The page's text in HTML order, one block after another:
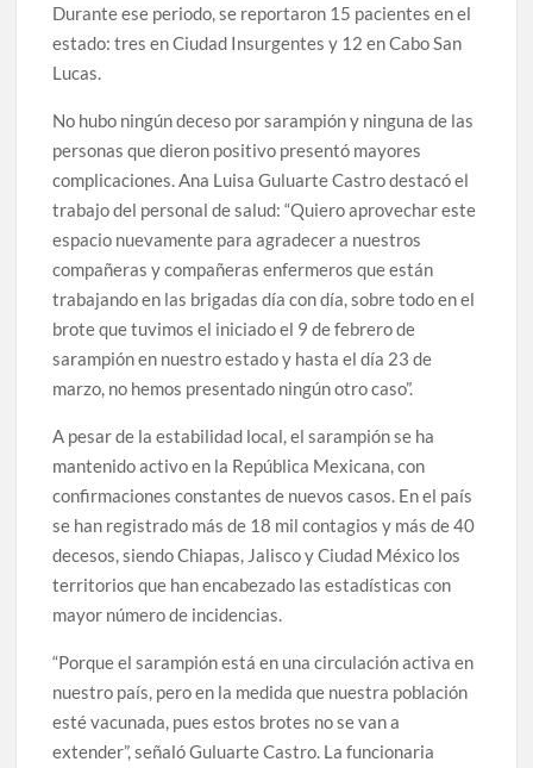
Durante ese periodo, se reportaron 15 pacientes en el
estado: tres en Ciudad Insurgentes y 12 en Cabo San
Lucas.
No hubo ningún deceso por sarampión y ninguna de las
personas que dieron positivo presentó mayores
complicaciones. Ana Luisa Guluarte Castro destacó el
trabajo del personal de salud: “Quiero aprovechar este
espacio nuevamente para agradecer a nuestros
compañeras y compañeras enfermeros que están
trabajando en las brigadas día con día, sobre todo en el
brote que tuvimos el iniciado el 9 de febrero de
sarampión en nuestro estado y hasta el día 23 de
marzo, no hemos presentado ningún otro caso”.
A pesar de la estabilidad local, el sarampión se ha
mantenido activo en la República Mexicana, con
confirmaciones constantes de nuevos casos. En el país
se han registrado más de 18 mil contagios y más de 40
decesos, siendo Chiapas, Jalisco y Ciudad México los
territorios que han encabezado las estadísticas con
mayor número de incidencias.
“Porque el sarampión está en una circulación activa en
nuestro país, pero en la medida que nuestra población
esté vacunada, pues estos brotes no se van a
extender”, señaló Guluarte Castro. La funcionaria